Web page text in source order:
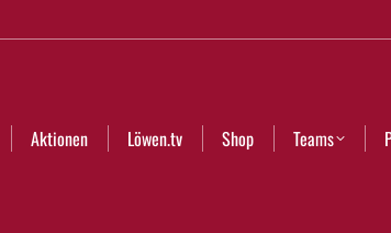
Aktionen Löwen.tv Shop Teams
Shop Teams Partner Club